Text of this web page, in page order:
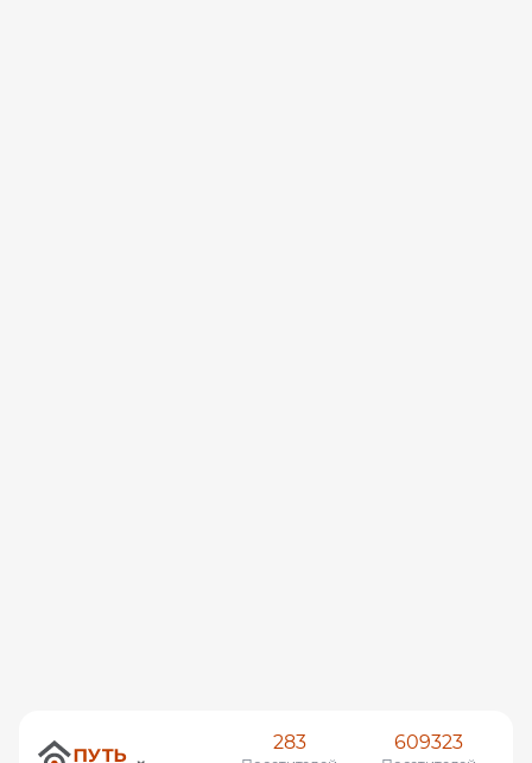
283 609323